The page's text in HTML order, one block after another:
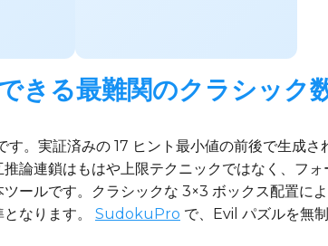
きる最難関のクラシック
。実証済みの 17 ヒント最小値の前後で生成
論連鎖はもはや上限テクニックではなく、フ
ールです。クラシックな 3×3 ボックス配置に
なります。 SudokuPro で、Evil パズルを無